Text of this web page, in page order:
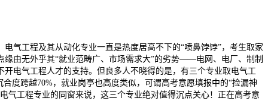
工程及其从动化专业一直是热度居高不下的“喷鼻饽饽”，考生取家
缘由无外乎其“就业范畴广、市场需求大”的劣势——电网、电厂、制制
开电气工程人才的支持。但良多人不晓得的是，有三个专业取电气工
合度跨越70%，就业岗亭也高度类似，可谓高考意愿填报中的“捡漏神
气工程专业的同窗来说，这三个专业绝对值得沉点关心！正在高考意